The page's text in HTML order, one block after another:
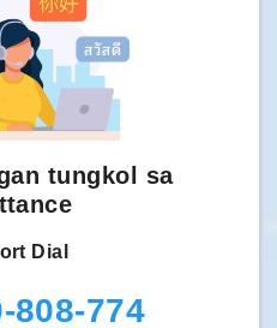
tungkol sa
Dial
808-774